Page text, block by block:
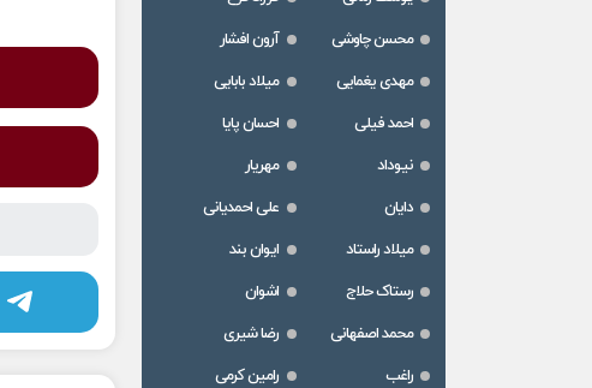
محسن چاوشی
آرون افشار
مهدی یغمایی
میلاد بابایی
احمد فیلی
احسان پایا
نیوداد
مهریار
دایان
علی احمدیانی
میلاد راستاد
ایوان بند
رستاک حلاج
اشوان
محمد اصفهانی
رضا شیری
راغب
رامین کرمی